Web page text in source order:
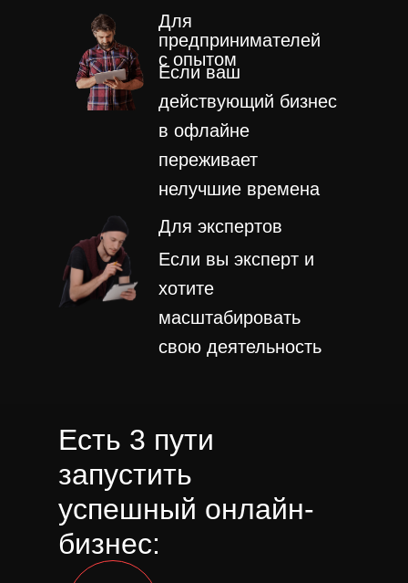
Для
предпринимателей
с опытом
Для экспертов
Если ваш
действующий бизнес
в офлайне
переживает
нелучшие времена
Если вы эксперт и
хотите
масштабировать
свою деятельность
Есть 3 пути
запустить
успешный онлайн-
бизнес: